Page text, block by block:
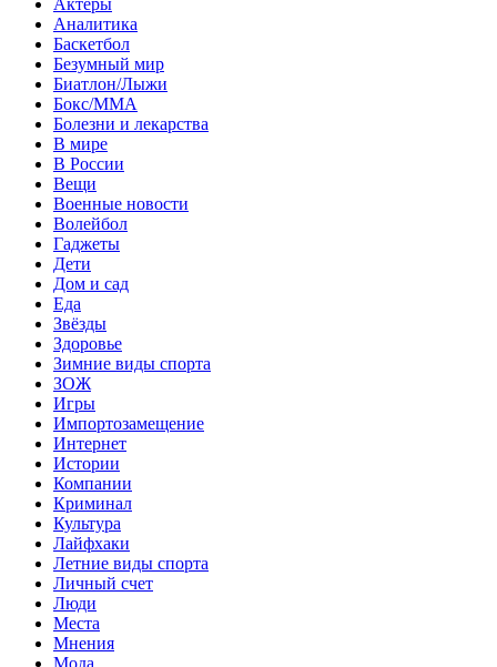
Аналитика
Баскетбол
Безумный мир
Биатлон/Лыжи
Бокс/MMA
Болезни и лекарства
В мире
В России
Вещи
Военные новости
Волейбол
Гаджеты
Дети
Дом и сад
Еда
Звёзды
Здоровье
Зимние виды спорта
ЗОЖ
Игры
Импортозамещение
Интернет
Истории
Компании
Криминал
Культура
Лайфхаки
Летние виды спорта
Личный счет
Люди
Места
Мнения
Мода